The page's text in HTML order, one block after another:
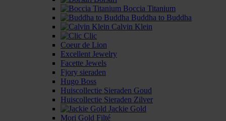
Boccia Titanium
Buddha to Buddha
Calvin Klein
Clic
Coeur de Lion
Excellent Jewelry
Facette Jewels
Fjory sieraden
Hugo Boss
Huiscollectie Sieraden Goud
Huiscollectie Sieraden Zilver
Jackie Gold
Mori Gold Filté